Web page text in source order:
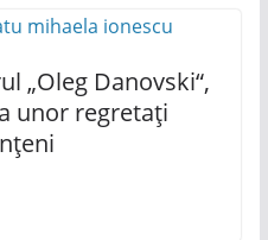
„Oleg Danovski“,
unor regretați